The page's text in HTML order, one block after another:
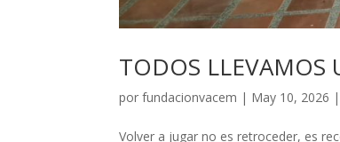
TODOS
porfundacionvacem | May 10, 2026 |
Volver a jugar no es retroceder, es